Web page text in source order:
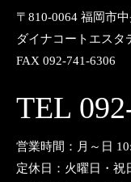
〒810-0064 福岡市
ダイナコートエスタ
FAX 092-741-6306
TEL
営業時間：月～日
定休日：火曜日・祝